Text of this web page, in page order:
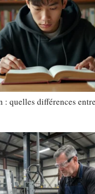
: quelles différences